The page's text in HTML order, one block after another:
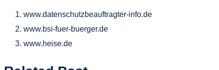
www.datenschutzbeauftragter-info.de
www.bsi-fuer-buerger.de
www.heise.de